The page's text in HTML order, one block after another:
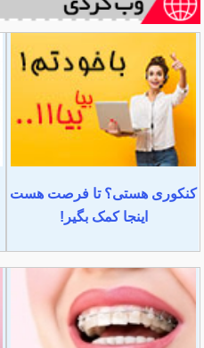
کنکوری هستی؟ تا فرصت هست
اینجا کمک بگیر!